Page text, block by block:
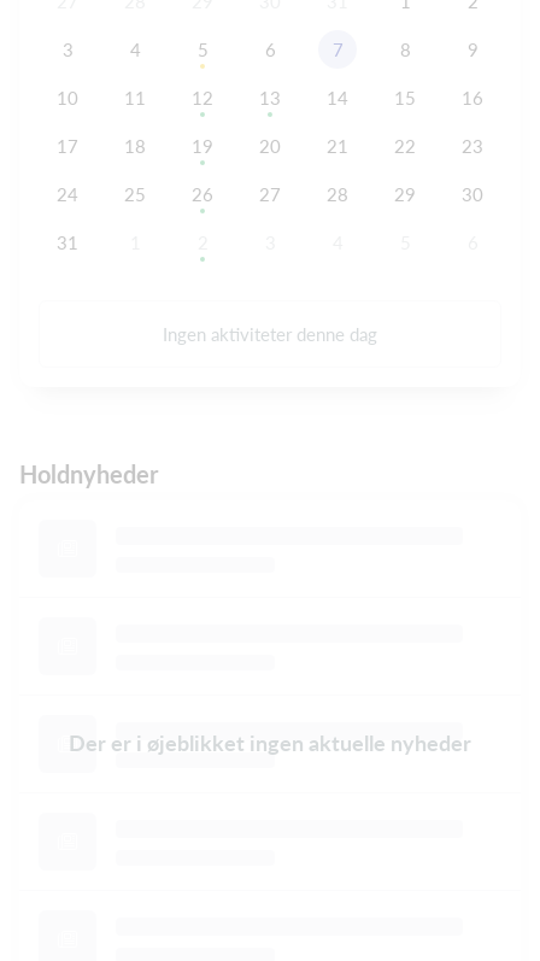
3 4 5 6 7 8 9
10 11 12 13 14 15 16
17 18 19 20 21 22 23
24 25 26 27 28 29 30
31
Ingen aktiviteter denne dag
Holdnyheder
Der er i øjeblikket ingen aktuelle nyheder